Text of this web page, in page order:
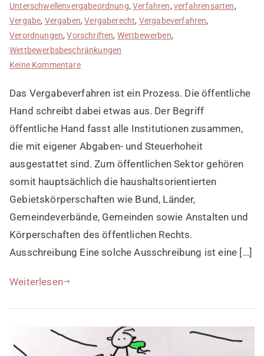
Unterschwellenvergabeordnung,Verfahren, verfahrensarten,
Vergabe, Vergaben,Vergaberecht, Vergabeverfahren,
Verordnungen,Vorschriften, Wettbewerben,
Wettbewerbsbeschränkungen
Keine Kommentarezu
kurz
erklärt
Das Vergabeverfahren ist ein Prozess. Die öffentliche
Hand schreibt dabei etwas aus. Der Begriff
öffentliche Hand fasst alle Institutionen zusammen,
die mit eigener Abgaben- und Steuerhoheit
ausgestattet sind. Zum öffentlichen Sektor gehören
somit hauptsächlich die haushaltsorientierten
Gebietskörperschaften wie Bund, Länder,
Gemeindeverbände, Gemeinden sowie Anstalten und
Körperschaften des öffentlichen Rechts.
Ausschreibung Eine solche Ausschreibung ist eine […]
Weiterlesen